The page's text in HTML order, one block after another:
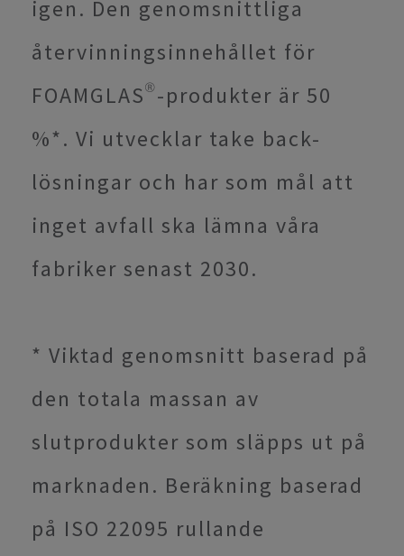
igen. Den genomsnittliga
återvinningsinnehållet för
FOAMGLAS®-produkter är 50
%*. Vi utvecklar take back-
lösningar och har som mål att
inget avfall ska lämna våra
fabriker senast 2030.
* Viktad genomsnitt baserad på
den totala massan av
slutprodukter som släpps ut på
marknaden. Beräkning baserad
på ISO 22095 rullande